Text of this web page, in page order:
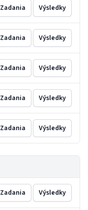
Zadania Výsledky
Zadania Výsledky
Zadania Výsledky
Zadania Výsledky
Zadania Výsledky
Zadania Výsledky